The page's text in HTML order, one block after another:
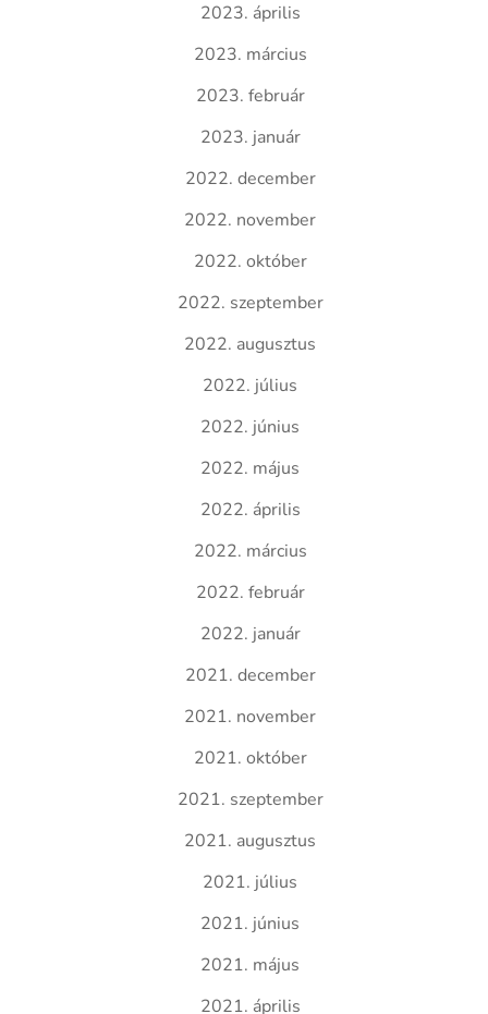
2023. április
2023. március
2023. február
2023. január
2022. december
2022. november
2022. október
2022. szeptember
2022. augusztus
2022. július
2022. június
2022. május
2022. április
2022. március
2022. február
2022. január
2021. december
2021. november
2021. október
2021. szeptember
2021. augusztus
2021. július
2021. június
2021. május
2021. április